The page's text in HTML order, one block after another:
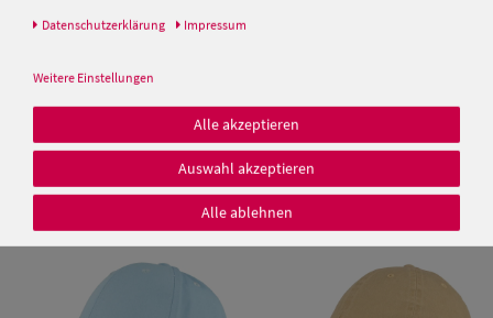
Damen Caps
Damen
Baseball Caps
Baseball- Cap mit Netzeinsatz
12,95 €
Balke 6-teilige Baseball Cap
mit UV-Schutz 40+ und
Klettverschluss
12,95 €
Daten­schutz­erklärung Impressum
Weitere Einstellungen
Alle akzeptieren
Auswahl akzeptieren
Alle ablehnen